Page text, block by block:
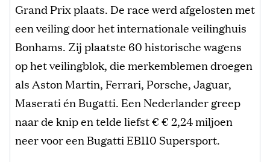
Grand Prix plaats. De race werd afgelosten met
een veiling door het internationale veilinghuis
Bonhams. Zij plaatste 60 historische wagens
op het veilingblok, die merkemblemen droegen
als Aston Martin, Ferrari, Porsche, Jaguar,
Maserati én Bugatti. Een Nederlander greep
naar de knip en telde liefst € € 2,24 miljoen
neer voor een Bugatti EB110 Supersport.